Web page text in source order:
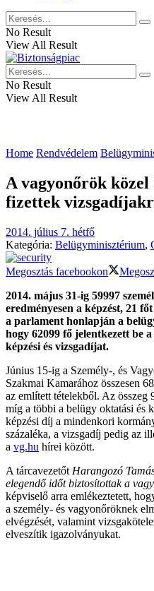
No Result
View All Result
No Result
View All Result
Home Rendvédelem
A vagyonőrök
fizettek
2014. július 7. hétfő
Kategória: Belügyminisztérium,
Megosztás facebookon
2014. május 31-ig 59997
eredményesen a képzést, 21
a parlament honlapján a
hogy 62099 fő jelentkezett be
képzési és vizsgadíjat.
Június 15-ig a Személy-, és
Szakmai Kamarához összesen
az említett tételekből. Az összeg
míg a többi a belügy oktatási és
képzési díj a mindenkori
százaléka, a vizsgadíj pedig az
a vg.hu hírei között.
A tárcavezetőt Harangozó
elegendő időt biztosítottak a
képviselő arra emlékeztetett,
a személy- és vagyonőröknek
elvégzését, valamint
elveszítik igazolványukat.